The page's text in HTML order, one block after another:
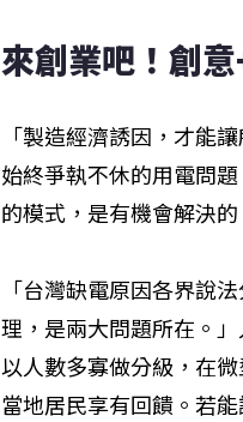
來創業吧！創
「製造經濟誘因，才能
始終爭執不休的用電問
的模式，是有機會解決的
「台灣缺電原因各界說
理，是兩大問題所在。
以人數多寡做分級，在
當地居民享有回饋。若